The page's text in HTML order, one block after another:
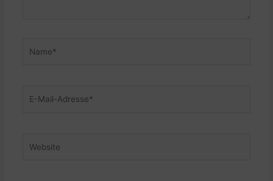
Mail-